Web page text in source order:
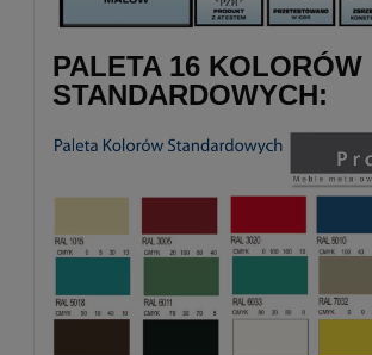
PALETA 16 KOLORÓW
STANDARDOWYCH: